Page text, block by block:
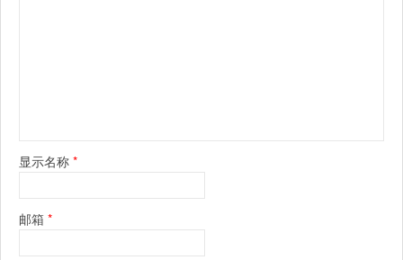
显示名称 *
邮箱 *